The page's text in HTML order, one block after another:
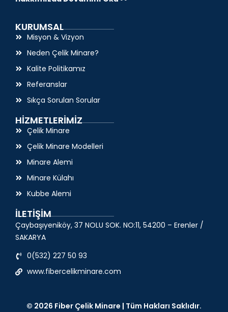
KURUMSAL
Misyon & Vizyon
Neden Çelik Minare?
Kalite Politikamız
Referanslar
Sıkça Sorulan Sorular
HİZMETLERİMİZ
Çelik Minare
Çelik Minare Modelleri
Minare Alemi
Minare Külahı
Kubbe Alemi
İLETİŞİM
Çaybaşıyeniköy, 37 NOLU SOK. NO:11, 54200 – Erenler /
SAKARYA
0(532) 227 50 93
www.fibercelikminare.com
© 2026 Fiber Çelik Minare | Tüm Hakları Saklıdır.